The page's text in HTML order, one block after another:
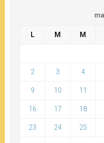
L M M
2 3 4
9 10 11
16 17 18
23 24 25